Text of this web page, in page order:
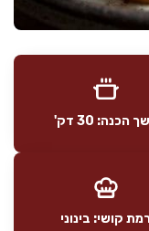
הכנה: 30 דק'
רמת קושי: בינוני